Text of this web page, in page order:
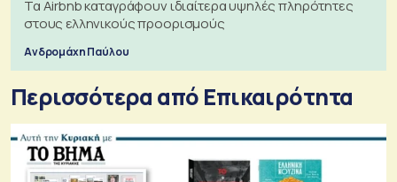
Τα Airbnb καταγράφουν ιδιαίτερα υψηλές πληρότητες
στους ελληνικούς προορισμούς
Ανδρομάχη Παύλου
Περισσότερα από Επικαιρότητα